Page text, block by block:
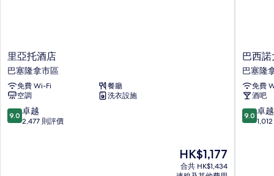
里
亞
托
酒
店
巴
塞
里亞托酒店
巴塞隆拿市區
免費 Wi-Fi
餐廳
空調
洗衣設施
9.0
分
9.0 卓越
2,477 則評價
現
售
HK$1,177
HK$1,177
合共 HK$1,434
巴
西
諾
大
酒
店
巴
巴西
巴塞隆
免費
酒吧
9.0
分
9.0 卓越